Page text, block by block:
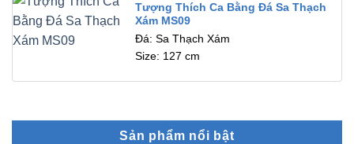
Sản phẩm nổi bật
Tượng Thích Ca Bằng Đá Sa Thạch
Xám MS09
Đá: Sa Thạch Xám
Size: 127 cm